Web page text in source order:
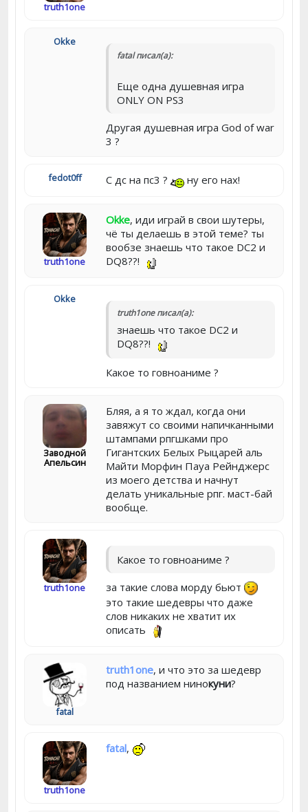
truth1one
Okke
fatal писал(а):
Еще одна душевная игра
ONLY ON PS3
Другая душевная игра God of war
3 ?
fedot0ff С дс на пс3 ? ну его нах!
truth1one
Okke, иди играй в свои шутеры,
чё ты делаешь в этой теме? ты
вообзе знаешь что такое DC2 и
DQ8??!
Okke
truth1one писал(а):
знаешь что такое DC2 и
DQ8??!
Какое то говноаниме ?
Заводной
Апельсин
Бляя, а я то ждал, когда они
завяжут со своими напичканными
штампами рпгшками про
Гигантских Белых Рыцарей аль
Майти Морфин Пауа Рейнджерс
из моего детства и начнут
делать уникальные рпг. маст-бай
вообще.
truth1one
Какое то говноаниме ?
за такие слова морду бьют
это такие шедевры что даже
слов никаких не хватит их
описать
fatal
truth1one, и что это за шедевр
под названием нинокуни?
truth1one
fatal,